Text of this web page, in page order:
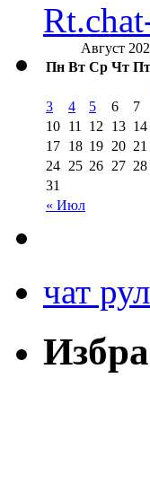
Август
Пн Вт Ср Чт Пт
« Июл
3
4 5 6 7
10 11 12 13 14
17 18 19 20 21
24 25 26 27 28
31
чат